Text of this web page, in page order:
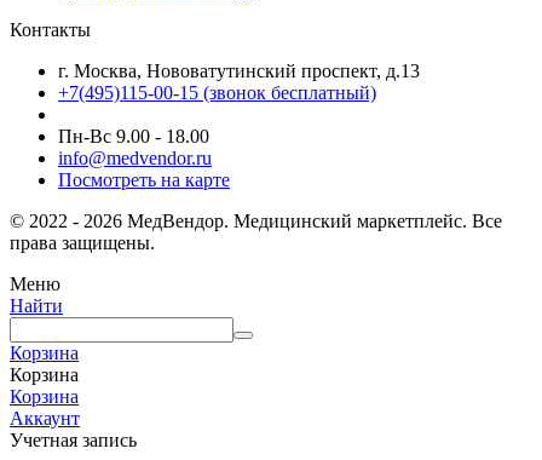
Контакты
г. Москва, Нововатутинский проспект, д.13
+7(495)115-00-15 (звонок бесплатный)
Пн-Вс 9.00 - 18.00
info@medvendor.ru
Посмотреть на карте
© 2022 - 2026 МедВендор. Медицинский маркетплейс. Все
права защищены.
Меню
Найти
Корзина
Корзина
Корзина
Аккаунт
Учетная запись